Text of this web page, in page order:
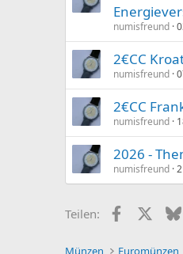
numisfreund
2€CC
numisfreund
2€CC
numisfreund
2026 -
numisfreund
Teilen: Facebook
X
Münzen Euromünzen